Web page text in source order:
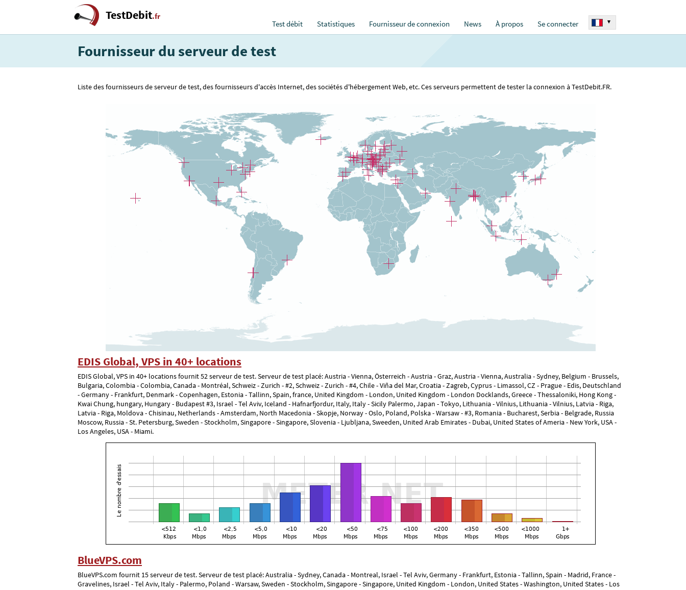
TestDebit.fr
Test débit Statistiques Fournisseur de connexion News À propos Se connecter ▾
Fournisseur du serveur de test
Liste des fournisseurs de serveur de test, des fournisseurs d'accès Internet, des sociétés d'hébergement Web, etc. Ces serveurs permettent de tester la connexion à TestDebit.FR.
EDIS Global, VPS in 40+ locations
EDIS Global, VPS in 40+ locations fournit 52 serveur de test. Serveur de test placé: Austria - Vienna, Österreich - Austria - Graz, Austria - Vienna, Australia - Sydney, Belgium - Brussels,
Bulgaria, Colombia - Colombia, Canada - Montréal, Schweiz - Zurich - #2, Schweiz - Zurich - #4, Chile - Viña del Mar, Croatia - Zagreb, Cyprus - Limassol, CZ - Prague - Edis, Deutschland
- Germany - Frankfurt, Denmark - Copenhagen, Estonia - Tallinn, Spain, france, United Kingdom - London, United Kingdom - London Docklands, Greece - Thessaloniki, Hong Kong -
Kwai Chung, hungary, Hungary - Budapest #3, Israel - Tel Aviv, Iceland - Hafnarfjordur, Italy, Italy - Sicily Palermo, Japan - Tokyo, Lithuania - Vilnius, Lithuania - Vilnius, Latvia - Riga,
Latvia - Riga, Moldova - Chisinau, Netherlands - Amsterdam, North Macedonia - Skopje, Norway - Oslo, Poland, Polska - Warsaw - #3, Romania - Bucharest, Serbia - Belgrade, Russia
Moscow, Russia - St. Petersburg, Sweden - Stockholm, Singapore - Singapore, Slovenia - Ljubljana, Sweeden, United Arab Emirates - Dubai, United States of Ameria - New York, USA -
Los Angeles, USA - Miami.
BlueVPS.com
BlueVPS.com fournit 15 serveur de test. Serveur de test placé: Australia - Sydney, Canada - Montreal, Israel - Tel Aviv, Germany - Frankfurt, Estonia - Tallinn, Spain - Madrid, France -
Gravelines, Israel - Tel Aviv, Italy - Palermo, Poland - Warsaw, Sweden - Stockholm, Singapore - Singapore, United Kingdom - London, United States - Washington, United States - Los